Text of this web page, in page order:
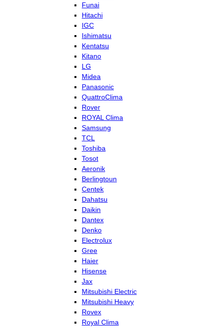
Funai
Hitachi
IGC
Ishimatsu
Kentatsu
Kitano
LG
Midea
Panasonic
QuattroClima
Rover
ROYAL Clima
Samsung
TCL
Toshiba
Tosot
Aeronik
Berlingtoun
Centek
Dahatsu
Daikin
Dantex
Denko
Electrolux
Gree
Haier
Hisense
Jax
Mitsubishi Electric
Mitsubishi Heavy
Rovex
Royal Clima